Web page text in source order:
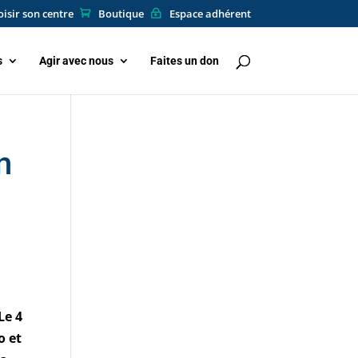
son centre Boutique Espace adhérent
Agir avec nous Faites un don
4
et